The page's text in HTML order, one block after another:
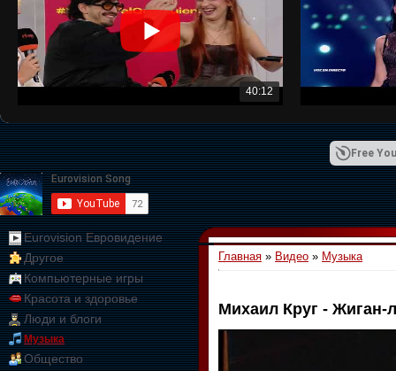
40:12
Free
Eurovision Евровидение
Другое
Компьютерные игры
Красота и здоровье
Люди и блоги
Музыка
Общество
Главная » Видео » Музыка
Михаил Круг - Жиган-